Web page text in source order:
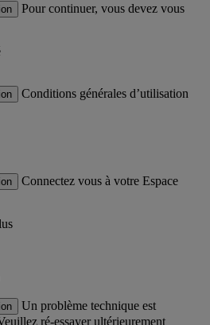
Pour continuer, vous devez vous
Conditions générales d’utilisation
Connectez vous à votre Espace
Un problème technique est
ré-essayer ultérieurement